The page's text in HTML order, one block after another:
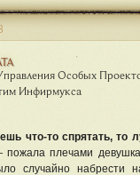
Особых
Инфирмукса
что-то спрятать, то
плечами
случайно набрести